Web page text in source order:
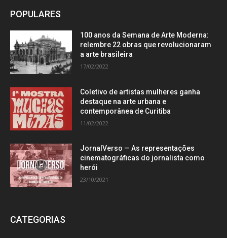
POPULARES
100 anos da Semana de Arte Moderna:
relembre 22 obras que revolucionaram
a arte brasileira
17/02/2022
Coletivo de artistas mulheres ganha
destaque na arte urbana e
contemporânea de Curitiba
11/02/2022
JornalVerso — As representações
cinematográficas do jornalista como
herói
23/10/2021
CATEGORIAS